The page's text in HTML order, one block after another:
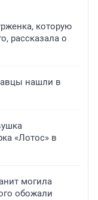
которую
рассказала о
нашли в
«Лотос» в
могила
обожали